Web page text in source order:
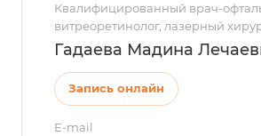
Квалифицированный врач-
витреоретинолог, лазерный
Гадаева Мадина
Запись онлайн
E-mail